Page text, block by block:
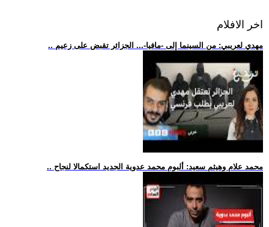
اخر الافلام
.. مهدي لعريبي: من السينما إلى -مافيا-... الجزائر تقبض على زعيم
.. محمد علام وهيثم سعيد: ألبوم محمد عدوية الجديد استكمالا لنجاح